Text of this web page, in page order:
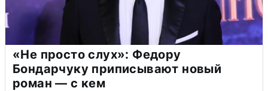
«Не просто слух»: Федору
Бондарчуку приписывают новый
роман — с кем